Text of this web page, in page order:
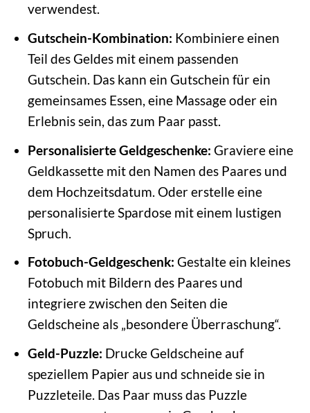
verwendest.
Gutschein-Kombination: Kombiniere einen
Teil des Geldes mit einem passenden
Gutschein. Das kann ein Gutschein für ein
gemeinsames Essen, eine Massage oder ein
Erlebnis sein, das zum Paar passt.
Personalisierte Geldgeschenke: Graviere eine
Geldkassette mit den Namen des Paares und
dem Hochzeitsdatum. Oder erstelle eine
personalisierte Spardose mit einem lustigen
Spruch.
Fotobuch-Geldgeschenk: Gestalte ein kleines
Fotobuch mit Bildern des Paares und
integriere zwischen den Seiten die
Geldscheine als „besondere Überraschung“.
Geld-Puzzle: Drucke Geldscheine auf
speziellem Papier aus und schneide sie in
Puzzleteile. Das Paar muss das Puzzle